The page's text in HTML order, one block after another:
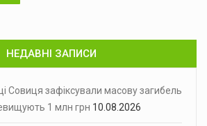
НЕДАВНІ ЗАПИСИ
Совиця зафіксували масову загибель
1 млн грн 10.08.2026